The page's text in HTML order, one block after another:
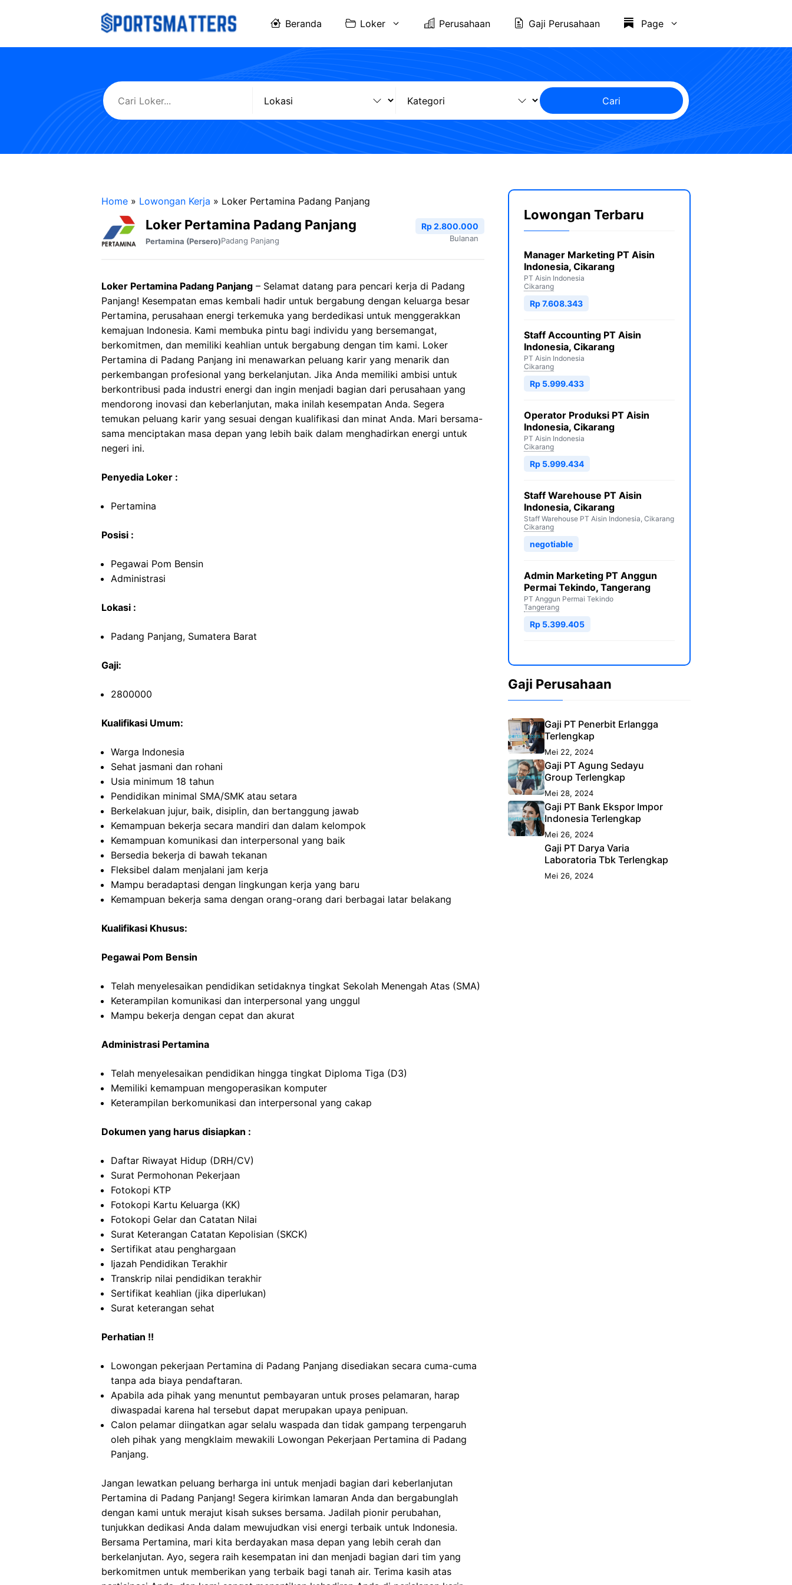
Beranda Loker Perusahaan Gaji Perusahaan Page
Cari
Home » Lowongan Kerja » Loker Pertamina Padang Panjang
Loker Pertamina Padang Panjang
Pertamina (Persero)Padang Panjang
Rp 2.800.000
Bulanan
Loker Pertamina Padang Panjang – Selamat datang para pencari kerja di Padang
Panjang! Kesempatan emas kembali hadir untuk bergabung dengan keluarga besar
Pertamina, perusahaan energi terkemuka yang berdedikasi untuk menggerakkan
kemajuan Indonesia. Kami membuka pintu bagi individu yang bersemangat,
berkomitmen, dan memiliki keahlian untuk bergabung dengan tim kami. Loker
Pertamina di Padang Panjang ini menawarkan peluang karir yang menarik dan
perkembangan profesional yang berkelanjutan. Jika Anda memiliki ambisi untuk
berkontribusi pada industri energi dan ingin menjadi bagian dari perusahaan yang
mendorong inovasi dan keberlanjutan, maka inilah kesempatan Anda. Segera
temukan peluang karir yang sesuai dengan kualifikasi dan minat Anda. Mari bersama-
sama menciptakan masa depan yang lebih baik dalam menghadirkan energi untuk
negeri ini.
Penyedia Loker :
Pertamina
Posisi :
Pegawai Pom Bensin
Administrasi
Lokasi :
Padang Panjang, Sumatera Barat
Gaji:
2800000
Kualifikasi Umum:
Warga Indonesia
Sehat jasmani dan rohani
Usia minimum 18 tahun
Pendidikan minimal SMA/SMK atau setara
Berkelakuan jujur, baik, disiplin, dan bertanggung jawab
Kemampuan bekerja secara mandiri dan dalam kelompok
Kemampuan komunikasi dan interpersonal yang baik
Bersedia bekerja di bawah tekanan
Fleksibel dalam menjalani jam kerja
Mampu beradaptasi dengan lingkungan kerja yang baru
Kemampuan bekerja sama dengan orang-orang dari berbagai latar belakang
Kualifikasi Khusus:
Pegawai Pom Bensin
Telah menyelesaikan pendidikan setidaknya tingkat Sekolah Menengah Atas (SMA)
Keterampilan komunikasi dan interpersonal yang unggul
Mampu bekerja dengan cepat dan akurat
Administrasi Pertamina
Telah menyelesaikan pendidikan hingga tingkat Diploma Tiga (D3)
Memiliki kemampuan mengoperasikan komputer
Keterampilan berkomunikasi dan interpersonal yang cakap
Dokumen yang harus disiapkan :
Daftar Riwayat Hidup (DRH/CV)
Surat Permohonan Pekerjaan
Fotokopi KTP
Fotokopi Kartu Keluarga (KK)
Fotokopi Gelar dan Catatan Nilai
Surat Keterangan Catatan Kepolisian (SKCK)
Sertifikat atau penghargaan
Ijazah Pendidikan Terakhir
Transkrip nilai pendidikan terakhir
Sertifikat keahlian (jika diperlukan)
Surat keterangan sehat
Perhatian !!
Lowongan pekerjaan Pertamina di Padang Panjang disediakan secara cuma-cuma
tanpa ada biaya pendaftaran.
Apabila ada pihak yang menuntut pembayaran untuk proses pelamaran, harap
diwaspadai karena hal tersebut dapat merupakan upaya penipuan.
Calon pelamar diingatkan agar selalu waspada dan tidak gampang terpengaruh
oleh pihak yang mengklaim mewakili Lowongan Pekerjaan Pertamina di Padang
Panjang.
Jangan lewatkan peluang berharga ini untuk menjadi bagian dari keberlanjutan
Pertamina di Padang Panjang! Segera kirimkan lamaran Anda dan bergabunglah
dengan kami untuk merajut kisah sukses bersama. Jadilah pionir perubahan,
tunjukkan dedikasi Anda dalam mewujudkan visi energi terbaik untuk Indonesia.
Bersama Pertamina, mari kita berdayakan masa depan yang lebih cerah dan
berkelanjutan. Ayo, segera raih kesempatan ini dan menjadi bagian dari tim yang
berkomitmen untuk memberikan yang terbaik bagi tanah air. Terima kasih atas
Lowongan Terbaru
Manager Marketing PT Aisin
Indonesia, Cikarang
PT Aisin Indonesia
Cikarang
Rp 7.608.343
Staff Accounting PT Aisin
Indonesia, Cikarang
PT Aisin Indonesia
Cikarang
Rp 5.999.433
Operator Produksi PT Aisin
Indonesia, Cikarang
PT Aisin Indonesia
Cikarang
Rp 5.999.434
Staff Warehouse PT Aisin
Indonesia, Cikarang
Staff Warehouse PT Aisin Indonesia, Cikarang
Cikarang
negotiable
Admin Marketing PT Anggun
Permai Tekindo, Tangerang
PT Anggun Permai Tekindo
Tangerang
Rp 5.399.405
Gaji Perusahaan
Gaji PT Penerbit Erlangga
Terlengkap
Mei 22, 2024
Gaji PT Agung Sedayu
Group Terlengkap
Mei 28, 2024
Gaji PT Bank Ekspor Impor
Indonesia Terlengkap
Mei 26, 2024
Gaji PT Darya Varia
Laboratoria Tbk Terlengkap
Mei 26, 2024